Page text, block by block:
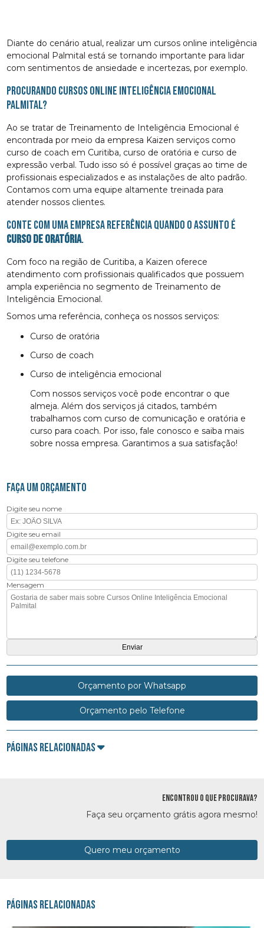
Diante do cenário atual, realizar um cursos online inteligência
emocional Palmital está se tornando importante para lidar
com sentimentos de ansiedade e incertezas, por exemplo.
Procurando cursos online inteligência emocional
Palmital?
Ao se tratar de Treinamento de Inteligência Emocional é
encontrada por meio da empresa Kaizen serviços como
curso de coach em Curitiba, curso de oratória e curso de
expressão verbal. Tudo isso só é possível graças ao time de
profissionais especializados e as instalações de alto padrão.
Contamos com uma equipe altamente treinada para
atender nossos clientes.
Conte com uma empresa referência quando o assunto é
curso de oratória.
Com foco na região de Curitiba, a Kaizen oferece
atendimento com profissionais qualificados que possuem
ampla experiência no segmento de Treinamento de
Inteligência Emocional.
Somos uma referência, conheça os nossos serviços:
curso de oratória
curso de coach
curso de inteligência emocional
Com nossos serviços você pode encontrar o que
almeja. Além dos serviços já citados, também
trabalhamos com curso de comunicação e oratória e
curso para coach. Por isso, fale conosco e saiba mais
sobre nossa empresa. Garantimos a sua satisfação!
FAÇA UM ORÇAMENTO
Digite seu nome
Digite seu email
Digite seu telefone
Mensagem
Orçamento por Whatsapp
Orçamento pelo Telefone
Páginas Relacionadas
ENCONTROU O QUE PROCURAVA?
Faça seu orçamento grátis agora mesmo!
Quero meu orçamento
Páginas Relacionadas